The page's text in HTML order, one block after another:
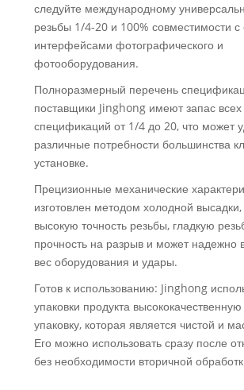
следуйте международному
резьбы 1/4-20 и 100% совместимости
интерфейсами фотографического и
фотооборудования.
Полноразмерный перечень
поставщики Jinghong имеют запас всех
спецификаций от 1/4 до 20, что может
различные потребности большинства
установке.
Прецизионные механические
изготовлен методом холодной
высокую точность резьбы, гладкую
прочность на разрыв и может надежно
вес оборудования и удары.
Готов к использованию: Jinghong
упаковки продукта
упаковку, которая является чистой и
Его можно использовать сразу после
без необходимости вторичной